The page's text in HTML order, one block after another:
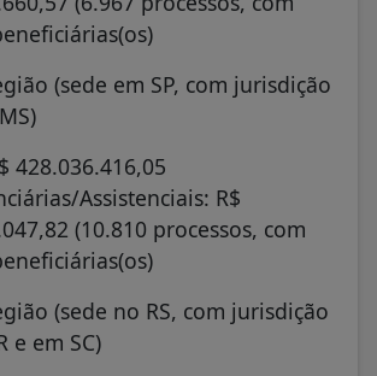
(sede em SP, com jurisdição
428.036.416,05
Assistenciais: R$
(10.810 processos, com
(sede no RS, com jurisdição
e em SC)